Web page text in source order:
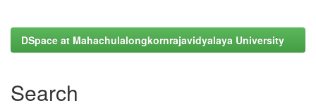
DSpace at Mahachulalongkornrajavidyalaya University
Search